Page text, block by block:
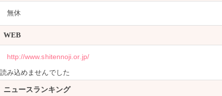
無休
WEB
http://www.shitennoji.or.jp/
読み込めませんでした
ニュースランキング